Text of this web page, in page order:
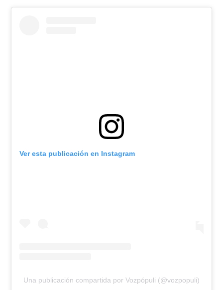
Ver esta publicación en Instagram
Una publicación compartida por Vozpópuli (@vozpopuli)